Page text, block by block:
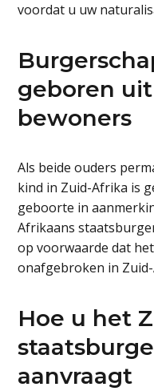
voordat u uw
geboren
bewoners
Als beide ouders
kind in Zuid-Afrika is
geboorte in
Afrikaans
op voorwaarde dat
onafgebroken in
Hoe u het
aanvraagt